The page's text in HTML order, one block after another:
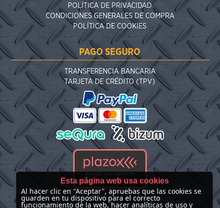
POLÍTICA DE PRIVACIDAD
CONDICIONES GENERALES DE COMPRA
POLÍTICA DE COOKIES
PAGO SEGURO
TRANSFERENCIA BANCARIA
TARJETA DE CRÉDITO (TPV)
Esta página web usa cookies
Al hacer clic en "Aceptar", apruebas que las cookies se
guarden en tu dispositivo para el correcto
funcionamiento de la web, hacer analíticas de uso y